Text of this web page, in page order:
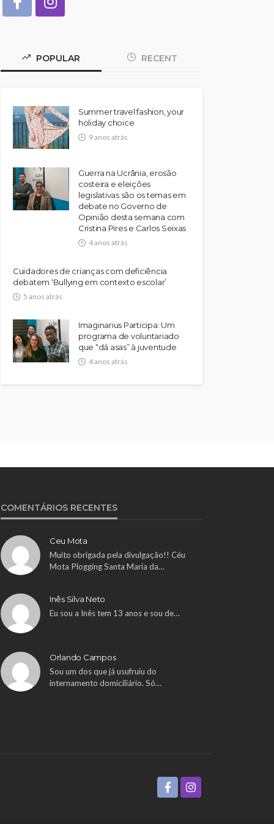
POPULAR RECENT
Summer travel fashion, your
holiday choice
9 anos atrás
Guerra na Ucrânia, erosão
costeira e eleições
legislativas são os temas em
debate no Governo de
Opinião desta semana com
Cristina Pires e Carlos Seixas
4 anos atrás
Cuidadores de crianças com deficiência
debatem ‘Bullying em contexto escolar’
5 anos atrás
Imaginarius Participa: Um
programa de voluntariado
que “dá asas” à juventude
4 anos atrás
COMENTÁRIOS RECENTES
Ceu Mota
Muito obrigada pela divulgação!! Céu
Mota Plogging Santa Maria da…
Inês Silva Neto
Eu sou a Inês tem 13 anos e sou de…
Orlando Campos
Sou um dos que já usufruiu do
internamento domiciliário. Só…